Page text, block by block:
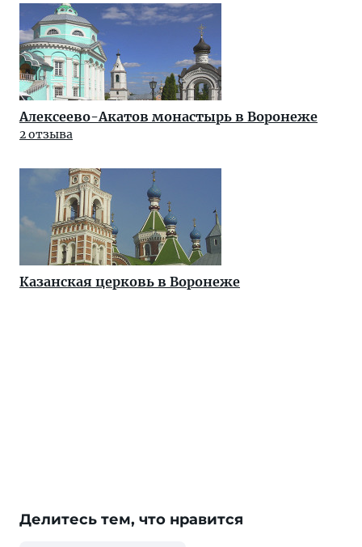
Алексеево-Акатов монастырь в Воронеже
2 отзыва
Казанская церковь в Воронеже
Делитесь тем, что нравится